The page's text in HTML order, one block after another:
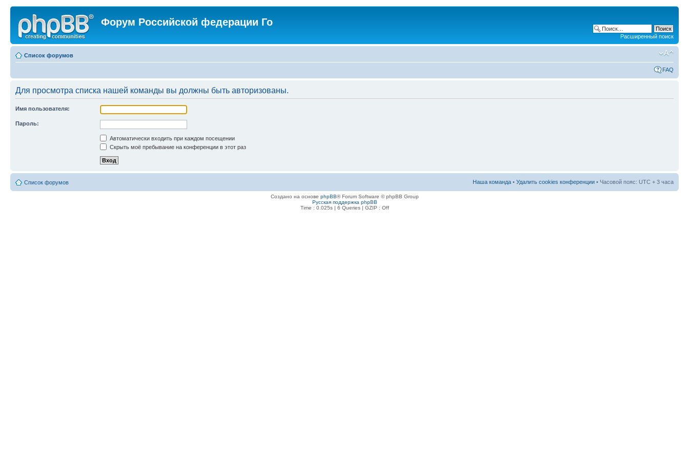
Форум Российской федерации Го
Расширенный поиск
Список форумов
FAQ
Для просмотра списка нашей команды вы должны быть авторизованы.
Имя пользователя:
Пароль:
Автоматически входить при каждом посещении
Скрыть моё пребывание на конференции в этот раз
Список форумов Наша команда • Удалить cookies конференции • Часовой пояс: UTC + 3 часа
Создано на основе phpBB® Forum Software © phpBB Group
Русская поддержка phpBB
Time : 0.025s | 6 Queries | GZIP : Off